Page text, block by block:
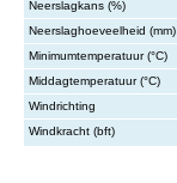
Neerslagkans (%)
Neerslaghoeveelheid (mm)
Minimumtemperatuur (°C)
Middagtemperatuur (°C)
Windrichting
Windkracht (bft)